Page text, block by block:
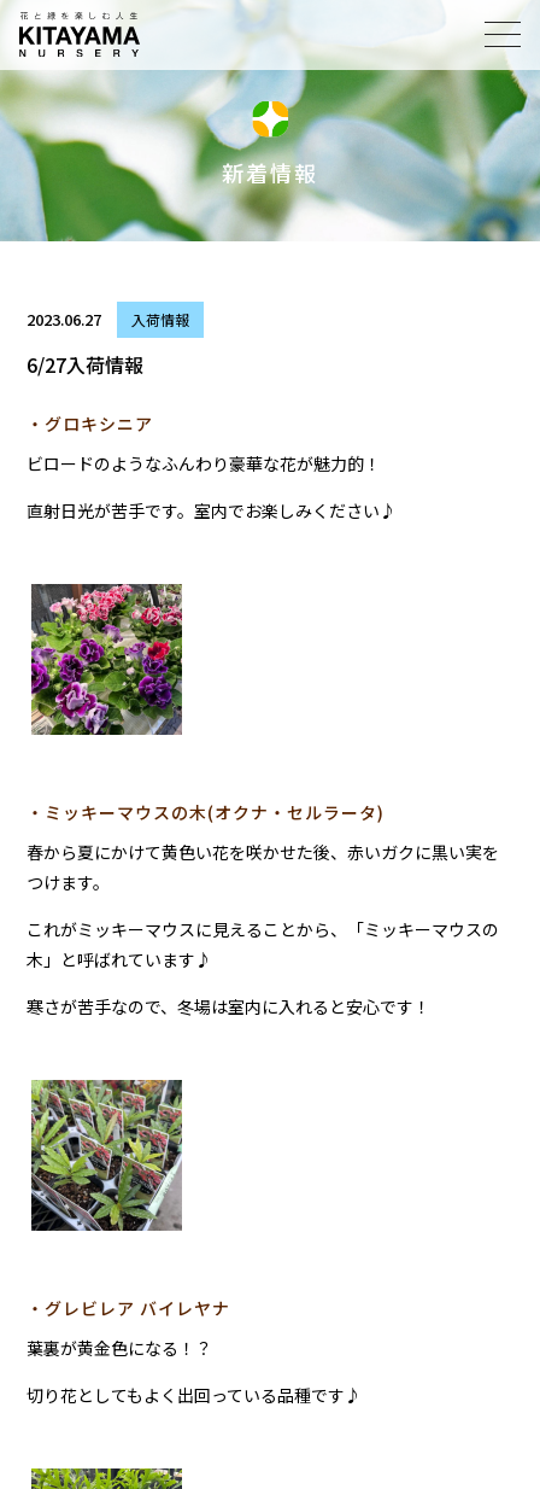
新着情報
2023.06.27 入荷情報
6/27入荷情報
・グロキシニア
ビロードのようなふんわり豪華な花が魅力的！
直射日光が苦手です。室内でお楽しみください♪
・ミッキーマウスの木(オクナ・セルラータ)
春から夏にかけて黄色い花を咲かせた後、赤いガクに黒い実を
つけます。
これがミッキーマウスに見えることから、「ミッキーマウスの
木」と呼ばれています♪
寒さが苦手なので、冬場は室内に入れると安心です！
・グレビレア バイレヤナ
葉裏が黄金色になる！？
切り花としてもよく出回っている品種です♪